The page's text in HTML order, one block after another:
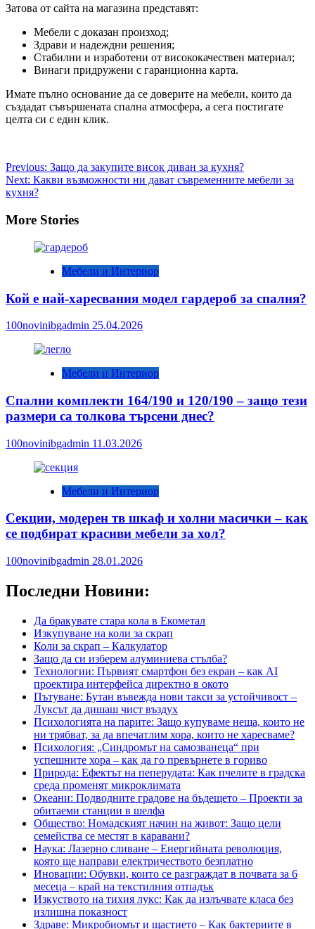
Затова от сайта на магазина представят:
Мебели с доказан произход;
Здрави и надеждни решения;
Стабилни и изработени от висококачествен материал;
Винаги придружени с гаранционна карта.
Имате пълно основание да се доверите на мебели, които да
създадат съвършената спална атмосфера, а сега постигате
целта си с един клик.
Post
navigation
Previous: Защо да закупите висок диван за кухня?
Next: Какви възможности ни дават съвременните мебели за
кухня?
More Stories
Мебели и Интериор
Кой е най-харесвания модел гардероб за спалня?
100novinibgadmin 25.04.2026
Мебели и Интериор
Спални комплекти 164/190 и 120/190 – защо тези
размери са толкова търсени днес?
100novinibgadmin 11.03.2026
Мебели и Интериор
Секции, модерен тв шкаф и холни масички – как
се подбират красиви мебели за хол?
100novinibgadmin 28.01.2026
Последни Новини:
Да бракувате стара кола в Екометал
Изкупуване на коли за скрап
Коли за скрап – Калкулатор
Защо да си изберем алуминиева стълба?
Технологии: Първият смартфон без екран – как AI
проектира интерфейса директно в окото
Пътуване: Бутан въвежда нови такси за устойчивост –
Луксът да дишаш чист въздух
Психологията на парите: Защо купуваме неща, които не
ни трябват, за да впечатлим хора, които не харесваме?
Психология: „Синдромът на самозванеца“ при
успешните хора – как да го превърнете в гориво
Природа: Ефектът на пеперудата: Как пчелите в градска
среда променят микроклимата
Океани: Подводните градове на бъдещето – Проекти за
обитаеми станции в шелфа
Общество: Номадският начин на живот: Защо цели
семейства се местят в каравани?
Наука: Лазерно сливане – Енергийната революция,
която ще направи електричеството безплатно
Иновации: Обувки, които се разграждат в почвата за 6
месеца – край на текстилния отпадък
Изкуството на тихия лукс: Как да излъчвате класа без
излишна показност
Здраве: Микробиомът и щастието – Как бактериите в